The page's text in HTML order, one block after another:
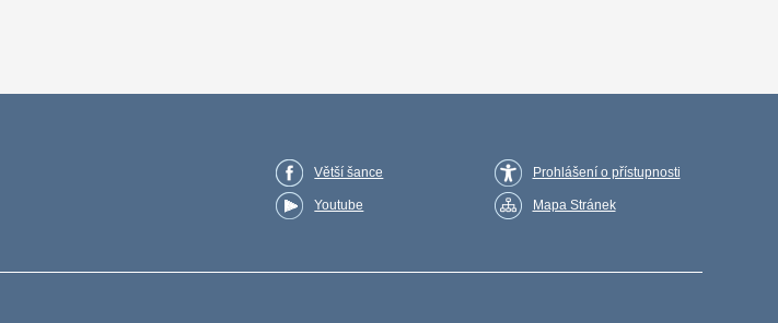
Větší šance
Youtube
Prohlášení o přístupnosti
Mapa Stránek